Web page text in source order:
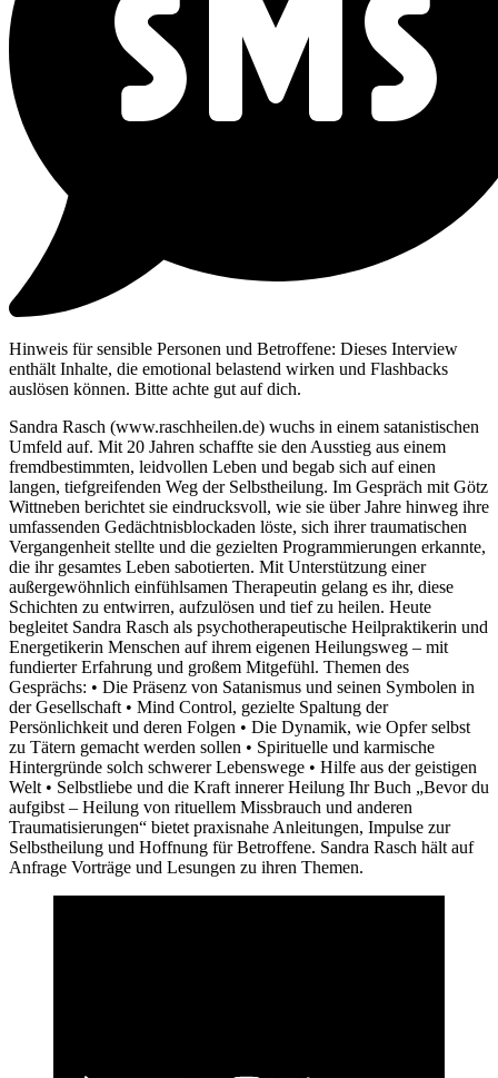
Hinweis für sensible Personen und Betroffene: Dieses Interview
enthält Inhalte, die emotional belastend wirken und Flashbacks
auslösen können. Bitte achte gut auf dich.
Sandra Rasch (www.raschheilen.de) wuchs in einem satanistischen
Umfeld auf. Mit 20 Jahren schaffte sie den Ausstieg aus einem
fremdbestimmten, leidvollen Leben und begab sich auf einen
langen, tiefgreifenden Weg der Selbstheilung. Im Gespräch mit Götz
Wittneben berichtet sie eindrucksvoll, wie sie über Jahre hinweg ihre
umfassenden Gedächtnisblockaden löste, sich ihrer traumatischen
Vergangenheit stellte und die gezielten Programmierungen erkannte,
die ihr gesamtes Leben sabotierten. Mit Unterstützung einer
außergewöhnlich einfühlsamen Therapeutin gelang es ihr, diese
Schichten zu entwirren, aufzulösen und tief zu heilen. Heute
begleitet Sandra Rasch als psychotherapeutische Heilpraktikerin und
Energetikerin Menschen auf ihrem eigenen Heilungsweg – mit
fundierter Erfahrung und großem Mitgefühl. Themen des
Gesprächs: • Die Präsenz von Satanismus und seinen Symbolen in
der Gesellschaft • Mind Control, gezielte Spaltung der
Persönlichkeit und deren Folgen • Die Dynamik, wie Opfer selbst
zu Tätern gemacht werden sollen • Spirituelle und karmische
Hintergründe solch schwerer Lebenswege • Hilfe aus der geistigen
Welt • Selbstliebe und die Kraft innerer Heilung Ihr Buch „Bevor du
aufgibst – Heilung von rituellem Missbrauch und anderen
Traumatisierungen“ bietet praxisnahe Anleitungen, Impulse zur
Selbstheilung und Hoffnung für Betroffene. Sandra Rasch hält auf
Anfrage Vorträge und Lesungen zu ihren Themen.